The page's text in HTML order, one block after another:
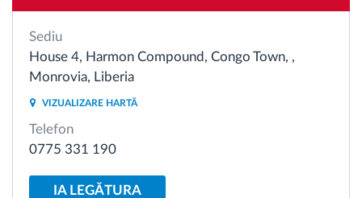
Controlul accesului
Managementul combustibilului
Identificarea automată a șoferului
Sediu
House 4, Harmon Compound, Congo Town, ,
Monrovia, Liberia
VIZUALIZARE HARTĂ
Telefon
0775 331 190
IA LEGĂTURA